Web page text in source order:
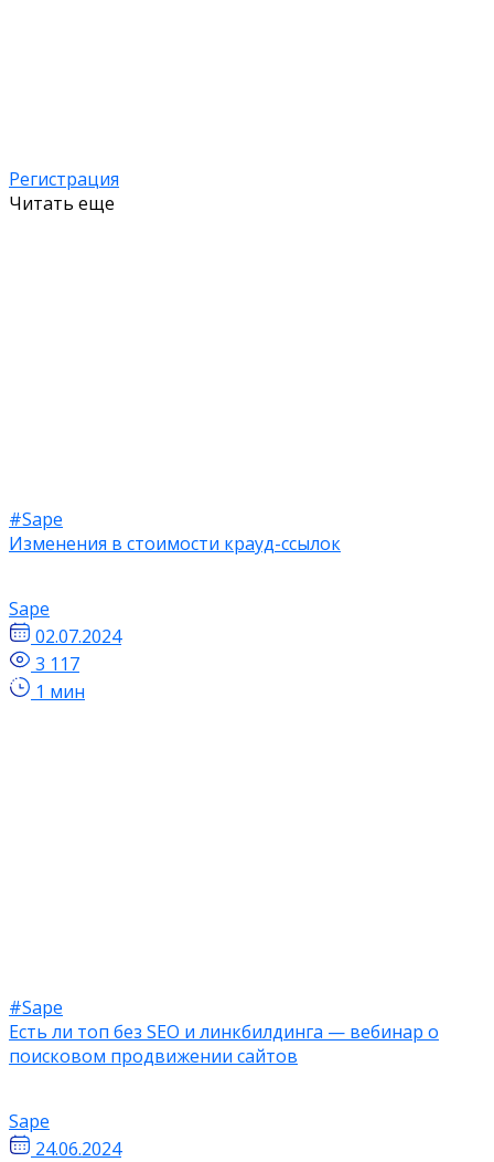
Регистрация
Читать еще
#Sape
Изменения в стоимости крауд-ссылок
Sape
02.07.2024
3 117
1 мин
#Sape
Есть ли топ без SEO и линкбилдинга — вебинар о
поисковом продвижении сайтов
Sape
24.06.2024